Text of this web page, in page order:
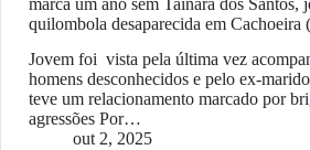
quilombola desaparecida em Cachoeira
Jovem foi vista pela última vez
homens desconhecidos e pelo ex-
teve um relacionamento marcado por
agressões Por…
out 2, 2025